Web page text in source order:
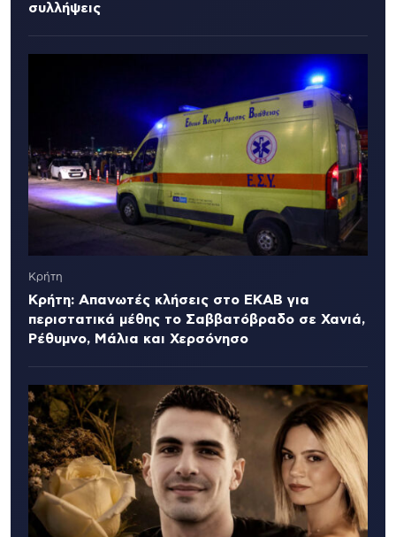
συλλήψεις
Κρήτη
Κρήτη: Απανωτές κλήσεις στο ΕΚΑΒ για
περιστατικά μέθης το Σαββατόβραδο σε Χανιά,
Ρέθυμνο, Μάλια και Χερσόνησο